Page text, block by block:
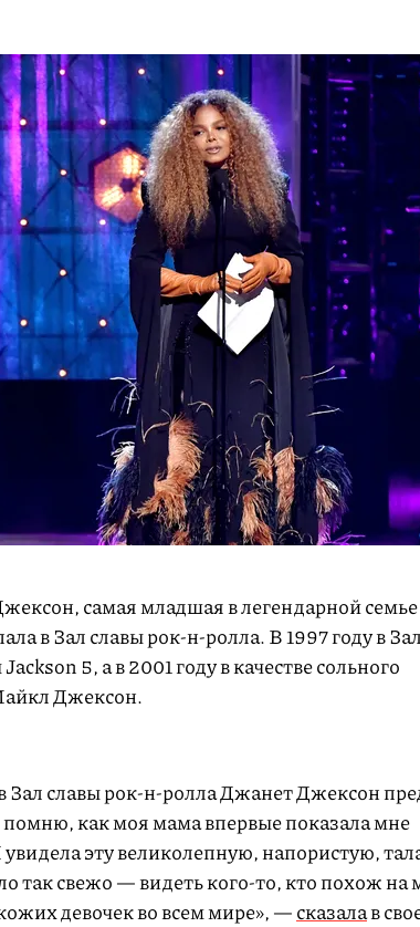
самая младшая в легендарной семье
в Зал славы рок-н-ролла. В 1997 году в
5, а в 2001 году в качестве сольного
Джексон.
Зал славы рок-н-ролла Джанет Джексон
как моя мама впервые показала мне
эту великолепную, напористую,
так свежо — видеть кого-то, кто похож на
девочек во всем мире», —сказалав